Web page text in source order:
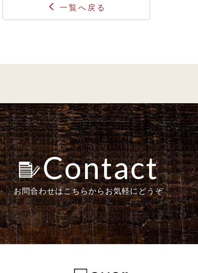
一覧へ戻る
Contact
お問合わせはこちらからお気軽にどうぞ